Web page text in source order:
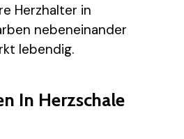
Herzhalter in
nebeneinander
lebendig.
In Herzschale